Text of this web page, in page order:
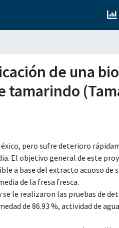
de una
tamarindo
pero sufre deterioro
El objetivo general de este
a base del extracto acuoso de
de la fresa fresca.
le realizaron las pruebas de
de 86.93 %, actividad de